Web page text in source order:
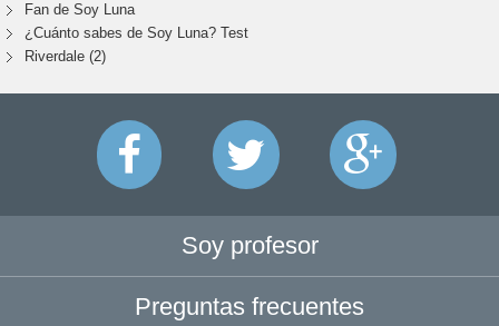
Fan de Soy Luna
¿Cuánto sabes de Soy Luna? Test
Riverdale (2)
Soy profesor
Preguntas frecuentes